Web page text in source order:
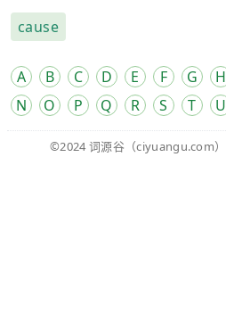
cause
A B C D E F G H
N
O P Q R S T U
©2024 词源谷 （ciyuangu.com）